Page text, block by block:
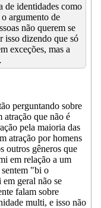
de identidades como
argumento de
não querem se
isso dizendo que só
exceções, mas a
perguntando sobre
atração que não é
pela maioria das
atração por homens
outros gêneros que
em relação a um
sentem "bi o
geral não se
falam sobre
multi, e isso não